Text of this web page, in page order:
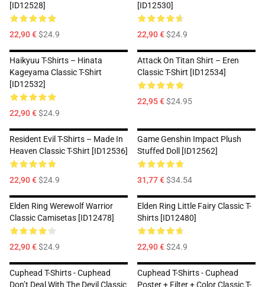
[ID12528]
22,90 €$24.9
[ID12530]
22,90 €$24.9
Haikyuu T-Shirts – Hinata
Kageyama Classic T-Shirt
[ID12532]
22,90 €$24.9
Attack On Titan Shirt – Eren
Classic T-Shirt [ID12534]
22,95 €$24.95
Resident Evil T-Shirts – Made In
Heaven Classic T-Shirt [ID12536]
22,90 €$24.9
Game Genshin Impact Plush
Stuffed Doll [ID12562]
31,77 €$34.54
Elden Ring Werewolf Warrior
Classic Camisetas [ID12478]
22,90 €$24.9
Elden Ring Little Fairy Classic T-
Shirts [ID12480]
22,90 €$24.9
Cuphead T-Shirts - Cuphead
Don’t Deal With The Devil Classic
Cuphead T-Shirts - Cuphead
Poster + Filter + Color Classic T-